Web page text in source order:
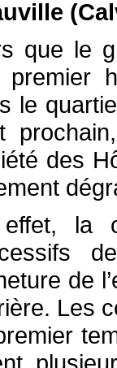
que le
premier
le
des
la
de
Les